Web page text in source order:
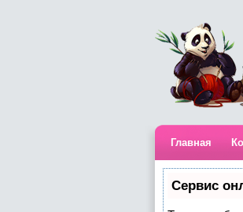
Главная
Сервис